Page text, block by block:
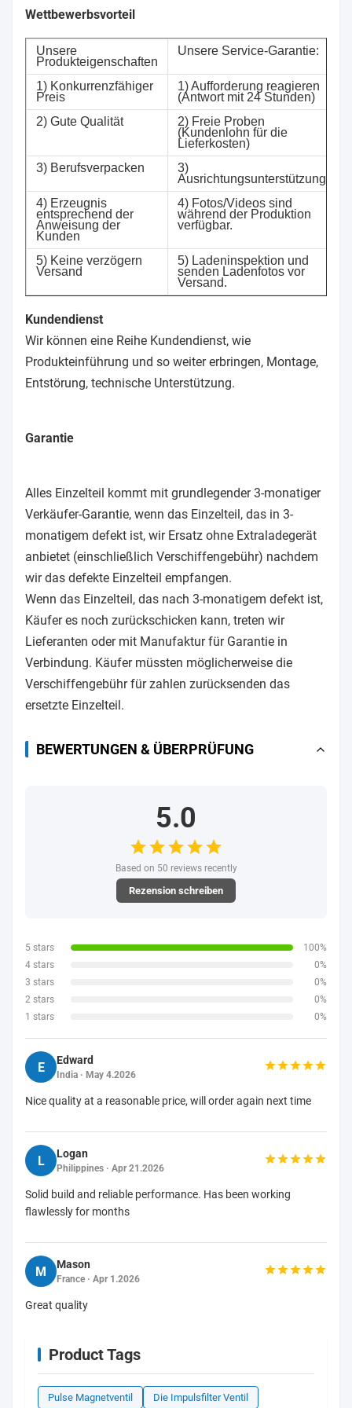
Wettbewerbsvorteil
Unsere
Produkteigenschaften
Unsere Service-Garantie:
1) Konkurrenzfähiger
Preis
1) Aufforderung reagieren
(Antwort mit 24 Stunden)
2) Gute Qualität
2) Freie Proben
(Kundenlohn für die
Lieferkosten)
3) Berufsverpacken
3)
Ausrichtungsunterstützung.
4) Erzeugnis
entsprechend der
Anweisung der
Kunden
4) Fotos/Videos sind
während der Produktion
verfügbar.
5) Keine verzögern
Versand
5) Ladeninspektion und
senden Ladenfotos vor
Versand.
Kundendienst
Wir können eine Reihe Kundendienst, wie
Produkteinführung und so weiter erbringen, Montage,
Entstörung, technische Unterstützung.
Garantie
Alles Einzelteil kommt mit grundlegender 3-monatiger
Verkäufer-Garantie, wenn das Einzelteil, das in 3-
monatigem defekt ist, wir Ersatz ohne Extraladegerät
anbietet (einschließlich Verschiffengebühr) nachdem
wir das defekte Einzelteil empfangen.
Wenn das Einzelteil, das nach 3-monatigem defekt ist,
Käufer es noch zurückschicken kann, treten wir
Lieferanten oder mit Manufaktur für Garantie in
Verbindung. Käufer müssten möglicherweise die
Verschiffengebühr für zahlen zurücksenden das
ersetzte Einzelteil.
BEWERTUNGEN & ÜBERPRÜFUNG
5.0
Based on 50 reviews recently
Rezension schreiben
5 stars
100%
4 stars
0%
3 stars
0%
2 stars
0%
1 stars
0%
E Edward
India · May 4.2026
Nice quality at a reasonable price, will order again next time
L Logan
Philippines · Apr 21.2026
Solid build and reliable performance. Has been working
flawlessly for months
M Mason
France · Apr 1.2026
Great quality
Product Tags
Pulse Magnetventil
Die Impulsfilter Ventil